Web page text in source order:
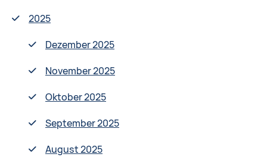
2025
Dezember 2025
November 2025
Oktober 2025
September 2025
August 2025